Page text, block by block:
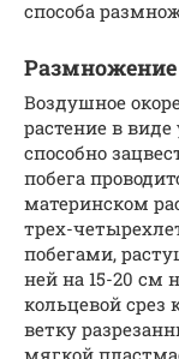
способа
Воздушное
растение в
способно
побега
материнском
трех-
побегами,
ней на 15-20 см
кольцевой срез
ветку
мягкой